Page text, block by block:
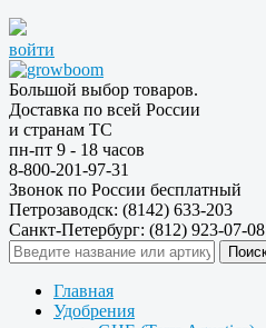
войти
Большой выбор товаров.
Доставка по всей России
и странам ТС
пн-пт 9 - 18 часов
8-800-201-97-31
Звонок по России бесплатный
Петрозаводск: (8142) 633-203
Санкт-Петербург: (812) 923-07-08
Главная
Удобрения